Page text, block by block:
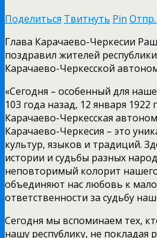
Поделиться Твитнуть Pin Отпр.
Глава Карачаево-Черкесии
поздравил жителей
Карачаево-Черкесской
«Сегодня – особенный для
103 года назад, 12 января
Карачаево-Черкесская
Карачаево-Черкесия – это
культур, языков и традиций.
истории и судьбы разных
неповторимый колорит
объединяют нас любовь к
ответственности за судьбу
Сегодня мы вспоминаем тех,
нашу республику, не покладая